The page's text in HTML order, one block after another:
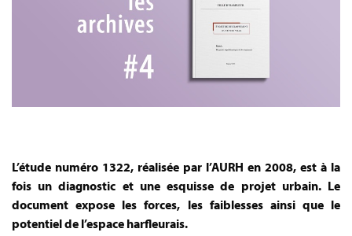
L’étude numéro 1322, réalisée par l’AURH en 2008, est à la
fois un diagnostic et une esquisse de projet urbain. Le
document expose les forces, les faiblesses ainsi que le
potentiel de l’espace harfleurais.